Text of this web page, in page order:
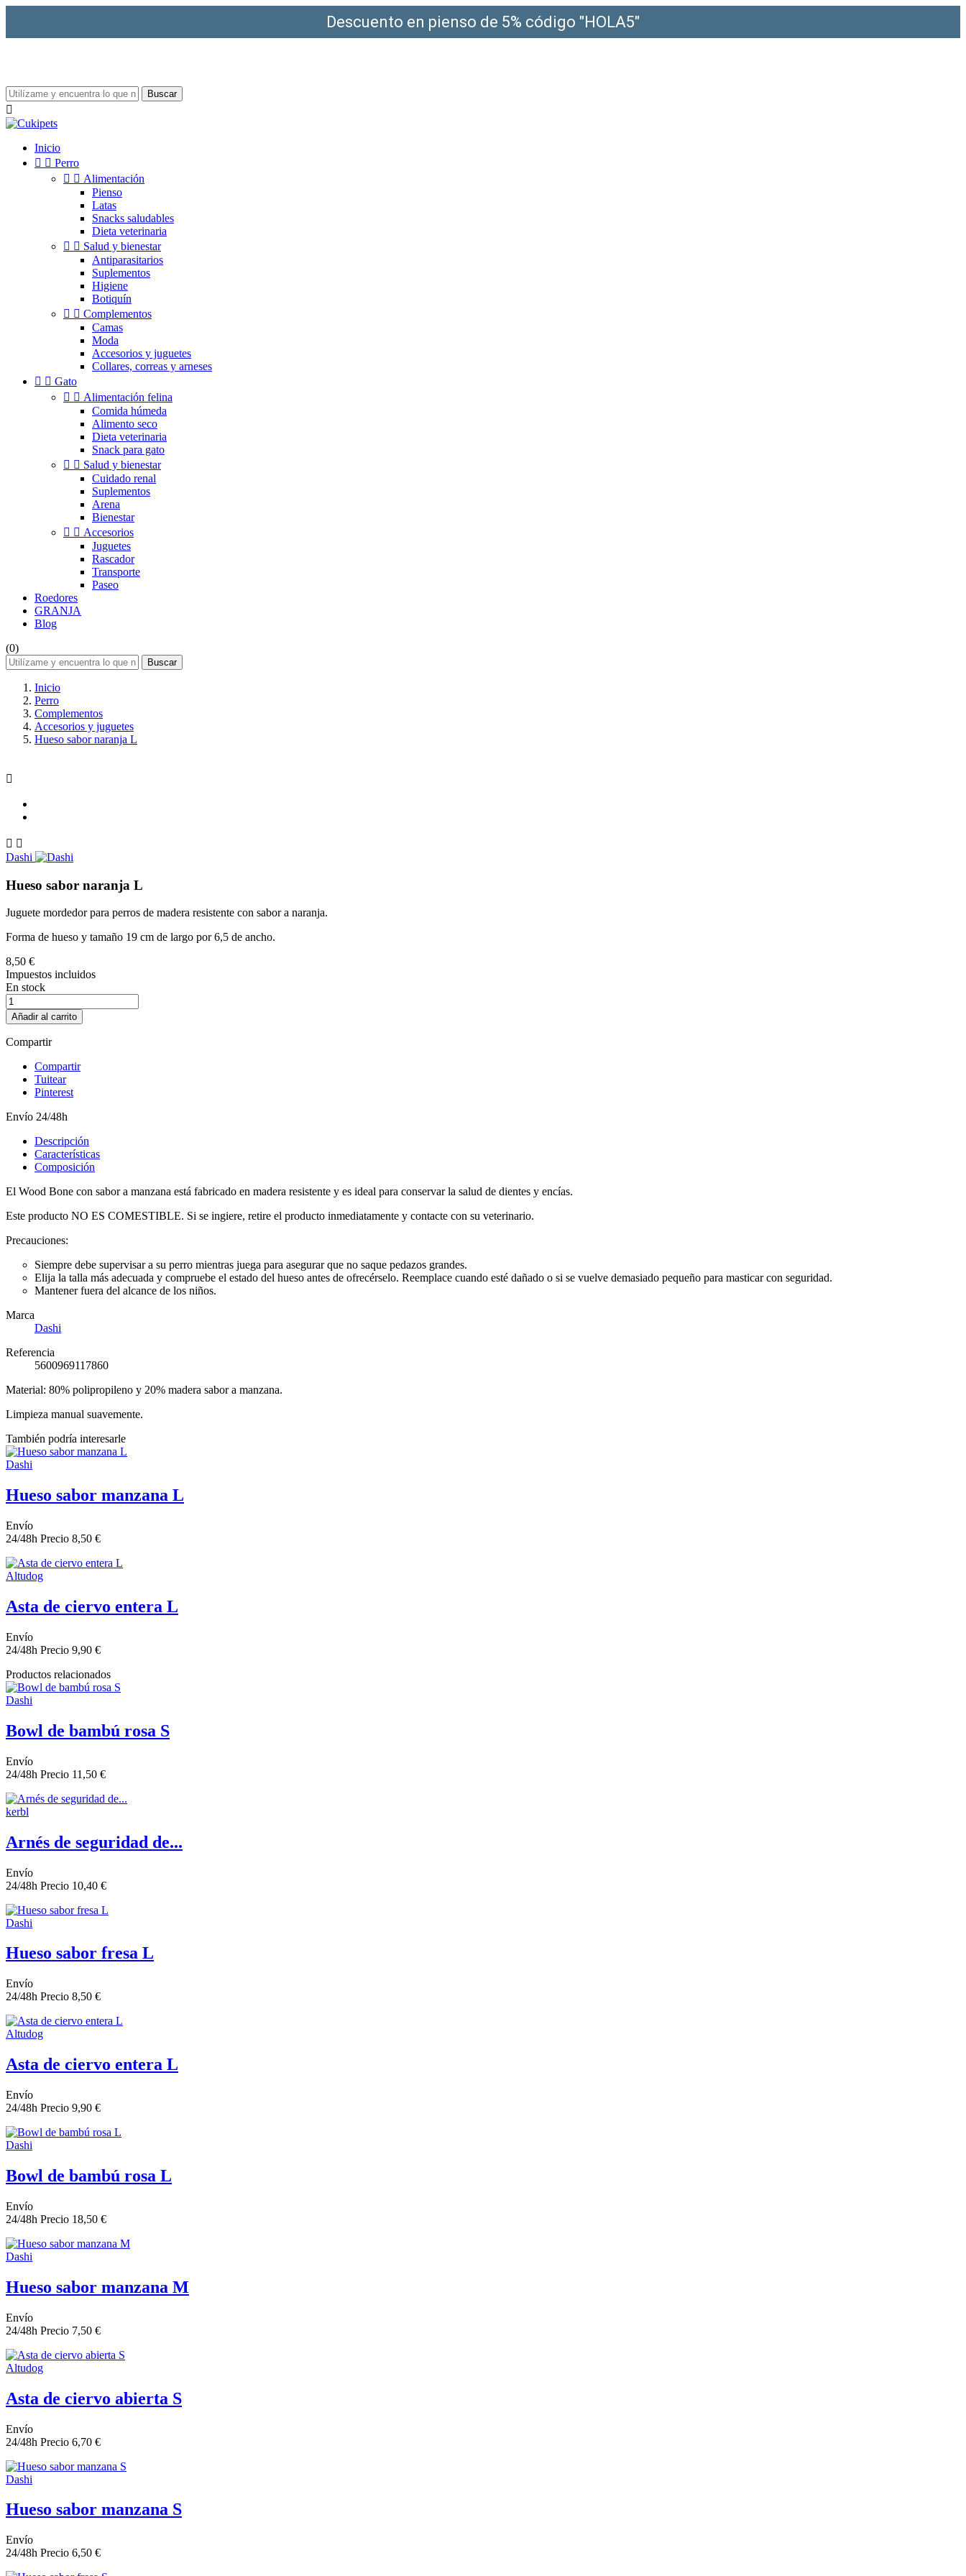
Descuento en pienso de 5% código "HOLA5"
Buscar

Inicio
  Perro
  Alimentación
Pienso
Latas
Snacks saludables
Dieta veterinaria
  Salud y bienestar
Antiparasitarios
Suplementos
Higiene
Botiquín
  Complementos
Camas
Moda
Accesorios y juguetes
Collares, correas y arneses
  Gato
  Alimentación felina
Comida húmeda
Alimento seco
Dieta veterinaria
Snack para gato
  Salud y bienestar
Cuidado renal
Suplementos
Arena
Bienestar
  Accesorios
Juguetes
Rascador
Transporte
Paseo
Roedores
GRANJA
Blog
(0)
Buscar
Inicio
Perro
Complementos
Accesorios y juguetes
Hueso sabor naranja L

 
Dashi
Hueso sabor naranja L
Juguete mordedor para perros de madera resistente con sabor a naranja.
Forma de hueso y tamaño 19 cm de largo por 6,5 de ancho.
8,50 €
Impuestos incluidos
En stock
Añadir al carrito
Compartir
Compartir
Tuitear
Pinterest
Envío 24/48h
Descripción
Características
Composición
El Wood Bone con sabor a manzana está fabricado en madera resistente y es ideal para conservar la salud de dientes y encías.
Este producto NO ES COMESTIBLE. Si se ingiere, retire el producto inmediatamente y contacte con su veterinario.
Precauciones:
Siempre debe supervisar a su perro mientras juega para asegurar que no saque pedazos grandes.
Elija la talla más adecuada y compruebe el estado del hueso antes de ofrecérselo. Reemplace cuando esté dañado o si se vuelve demasiado pequeño para masticar con seguridad.
Mantener fuera del alcance de los niños.
Marca
Dashi
Referencia
5600969117860
Material: 80% polipropileno y 20% madera sabor a manzana.
Limpieza manual suavemente.
También podría interesarle
Dashi
Hueso sabor manzana L
Envío
24/48h Precio 8,50 €
Altudog
Asta de ciervo entera L
Envío
24/48h Precio 9,90 €
Productos relacionados
Dashi
Bowl de bambú rosa S
Envío
24/48h Precio 11,50 €
kerbl
Arnés de seguridad de...
Envío
24/48h Precio 10,40 €
Dashi
Hueso sabor fresa L
Envío
24/48h Precio 8,50 €
Altudog
Asta de ciervo entera L
Envío
24/48h Precio 9,90 €
Dashi
Bowl de bambú rosa L
Envío
24/48h Precio 18,50 €
Dashi
Hueso sabor manzana M
Envío
24/48h Precio 7,50 €
Altudog
Asta de ciervo abierta S
Envío
24/48h Precio 6,70 €
Dashi
Hueso sabor manzana S
Envío
24/48h Precio 6,50 €